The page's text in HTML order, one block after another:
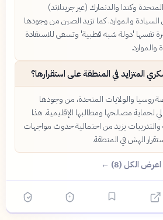
وكندا والدنمارك (عبر جرينلاند)
والموارد. كما تزيد الصين من وجودها
نفسها 'دولة شبه قطبية' وتسعى للاستفادة
والموارد.
المتزايد في المنطقة على استقرارها؟
روسيا والولايات المتحدة، من وجودها
لحماية مصالحها ومطالبها الإقليمية. هذا
والتدريبات يزيد من احتمالية حدوث مواجهات
الهش في المنطقة.
اعرض الكل (8) ←